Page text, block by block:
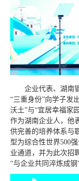
企业代表、湖南
“三重身份”向学子发
沃土”与“宜居幸福家
作为湖南企业人，他
供完善的培养体系与
型为综合性世界500
业通道，并为此次招
“与企业共同淬炼成钢”